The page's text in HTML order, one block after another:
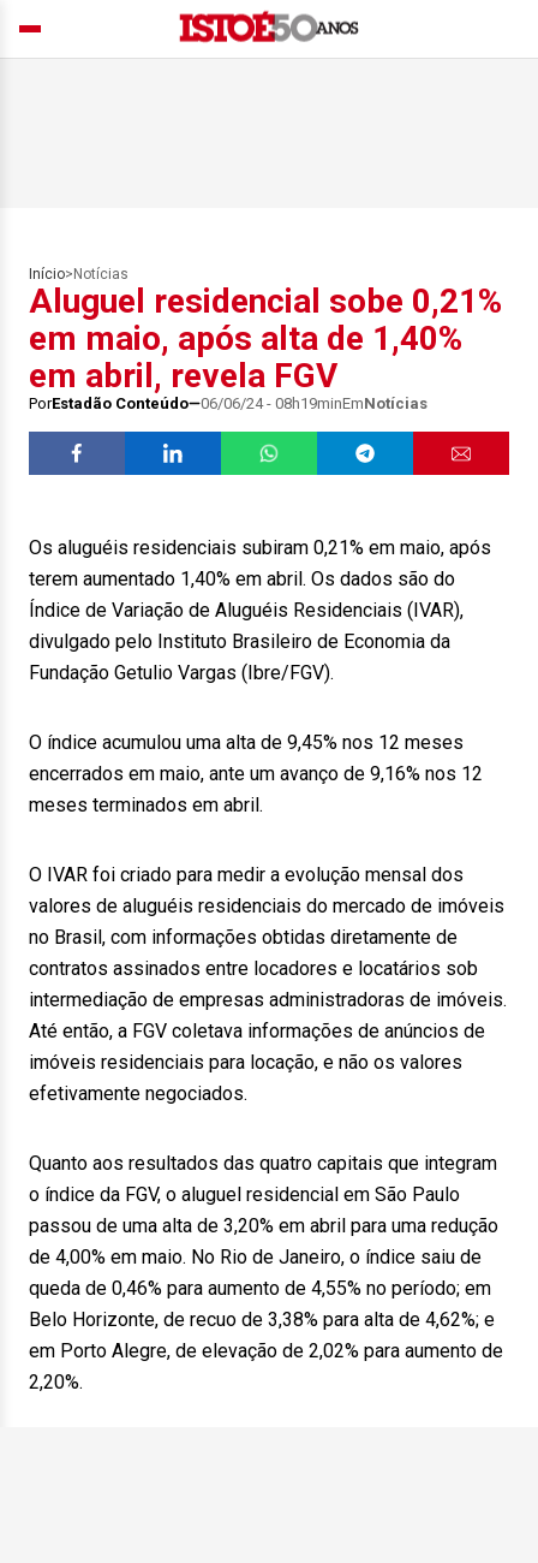
Início> Notícias
Aluguel residencial sobe 0,21%
em maio, após alta de 1,40%
em abril, revela FGV
PorEstadão Conteúdo 06/06/24 - 08h19minEmNotícias
Os aluguéis residenciais subiram 0,21% em maio, após
terem aumentado 1,40% em abril. Os dados são do
Índice de Variação de Aluguéis Residenciais (IVAR),
divulgado pelo Instituto Brasileiro de Economia da
Fundação Getulio Vargas (Ibre/FGV).
O índice acumulou uma alta de 9,45% nos 12 meses
encerrados em maio, ante um avanço de 9,16% nos 12
meses terminados em abril.
O IVAR foi criado para medir a evolução mensal dos
valores de aluguéis residenciais do mercado de imóveis
no Brasil, com informações obtidas diretamente de
contratos assinados entre locadores e locatários sob
intermediação de empresas administradoras de imóveis.
Até então, a FGV coletava informações de anúncios de
imóveis residenciais para locação, e não os valores
efetivamente negociados.
Quanto aos resultados das quatro capitais que integram
o índice da FGV, o aluguel residencial em São Paulo
passou de uma alta de 3,20% em abril para uma redução
de 4,00% em maio. No Rio de Janeiro, o índice saiu de
queda de 0,46% para aumento de 4,55% no período; em
Belo Horizonte, de recuo de 3,38% para alta de 4,62%; e
em Porto Alegre, de elevação de 2,02% para aumento de
2,20%.